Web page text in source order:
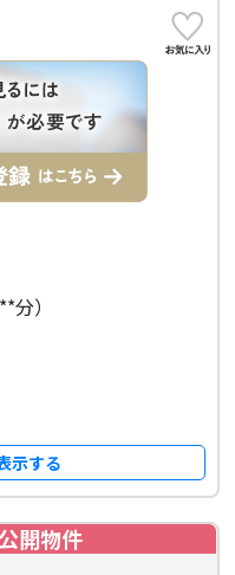
分）
示する
開物件